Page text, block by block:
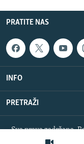
PRATITE NAS
INFO
PRETRAŽI
Sva prava zadržana.
RFE/RL, Inc.